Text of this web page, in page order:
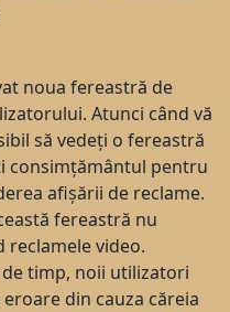
noua fereastră de
Atunci când vă
să vedeți o fereastră
consimțământul pentru
afișării de reclame.
fereastră nu
reclamele video.
timp, noii utilizatori
din cauza căreia